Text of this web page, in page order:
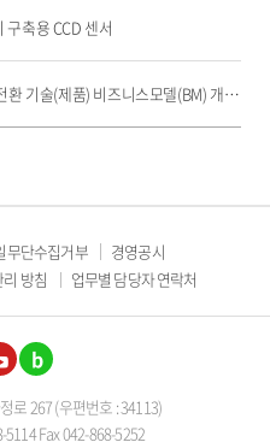
구축용 CCD 센서
2025년도 양자전환 기술(제품) 비즈니스모델(BM) 개발 연구용역
무단수집거부
경영공시
방침 업무별 담당자 연락처
그
로 267 (우편번호 : 34113)
5114 Fax 042-868-5252